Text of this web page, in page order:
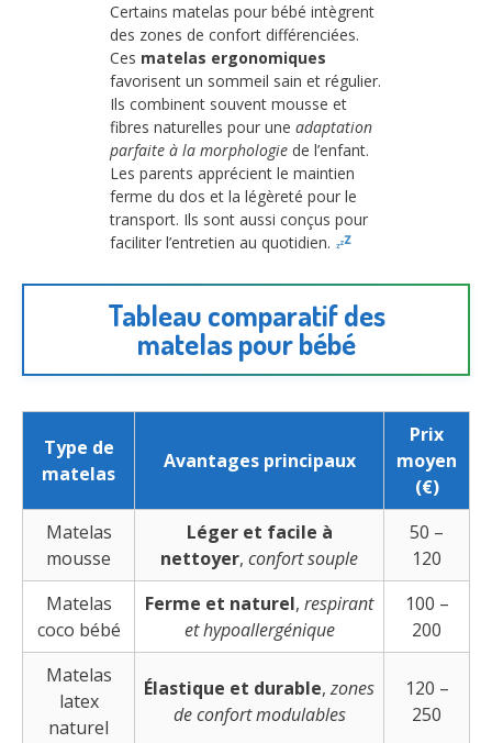
Certains matelas pour bébé intègrent
des zones de confort différenciées.
Ces matelas ergonomiques
favorisent un sommeil sain et régulier.
Ils combinent souvent mousse et
fibres naturelles pour une adaptation
parfaite à la morphologie de l’enfant.
Les parents apprécient le maintien
ferme du dos et la légèreté pour le
transport. Ils sont aussi conçus pour
faciliter l’entretien au quotidien.
Tableau comparatif des
matelas pour bébé
Type de
matelas
Avantages principaux
Prix
moyen
(€)
Matelas
mousse
Léger et facile à
nettoyer, confort souple
50 –
120
Matelas
coco bébé
Ferme et naturel, respirant
et hypoallergénique
100 –
200
Matelas
latex
naturel
Élastique et durable,zones
de confort modulables
120 –
250